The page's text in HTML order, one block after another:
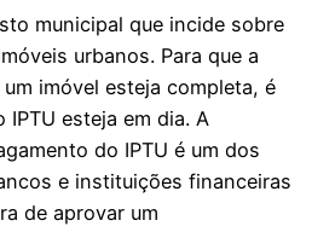
municipal que incide sobre
urbanos. Para que a
imóvel esteja completa, é
esteja em dia. A
do IPTU é um dos
e instituições financeiras
de aprovar um